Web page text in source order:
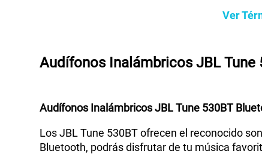
Ver
Audífonos Inalámbricos JBL Tune
Audífonos Inalámbricos JBL Tune 530BT
Los JBL Tune 530BT ofrecen el reconocido
Bluetooth, podrás disfrutar de tu música